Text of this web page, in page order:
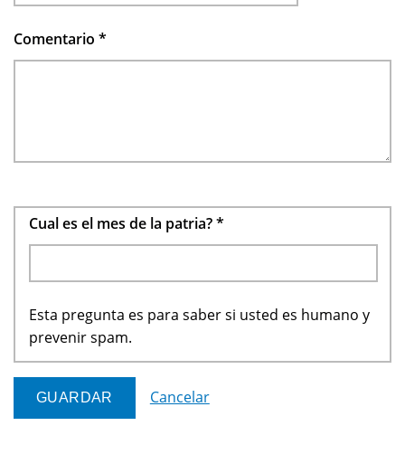
Comentario *
Cual es el mes de la patria?*
Esta pregunta es para saber si usted es humano y
prevenir spam.
Cancelar